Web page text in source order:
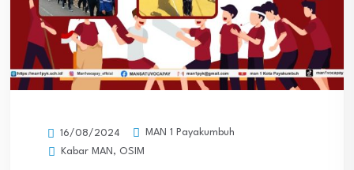
16/08/2024
MAN 1 Payakumbuh
Kabar MAN , OSIM